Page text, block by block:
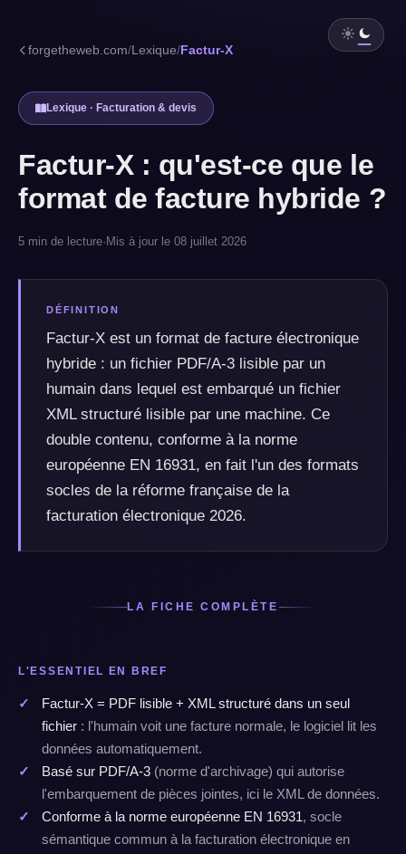
forgetheweb.com/Lexique/ Factur-X
Lexique · Facturation & devis
Factur-X : qu'est-ce que le
format de facture hybride ?
5 min de lecture· Mis à jour le 08 juillet 2026
DÉFINITION
Factur-X est un format de facture électronique
hybride : un fichier PDF/A-3 lisible par un
humain dans lequel est embarqué un fichier
XML structuré lisible par une machine. Ce
double contenu, conforme à la norme
européenne EN 16931, en fait l'un des formats
socles de la réforme française de la
facturation électronique 2026.
LA FICHE COMPLÈTE
L'ESSENTIEL EN BREF
Factur-X = PDF lisible + XML structuré dans un seul
fichier : l'humain voit une facture normale, le logiciel lit les
données automatiquement.
Basé sur PDF/A-3 (norme d'archivage) qui autorise
l'embarquement de pièces jointes, ici le XML de données.
Conforme à la norme européenne EN 16931, socle
sémantique commun à la facturation électronique en